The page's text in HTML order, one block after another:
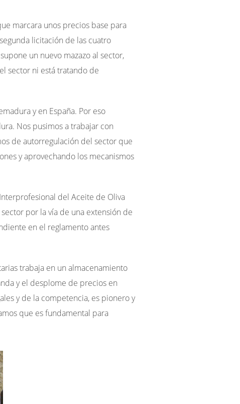
marcara unos precios base para
licitación de las cuatro
un nuevo mazazo al sector,
sector ni está tratando de
y en España. Por eso
Nos pusimos a trabajar con
de autorregulación del sector que
y aprovechando los mecanismos
Interprofesional del Aceite de Oliva
por la vía de una extensión de
en el reglamento antes
trabaja en un almacenamiento
y el desplome de precios en
y de la competencia, es pionero y
que es fundamental para